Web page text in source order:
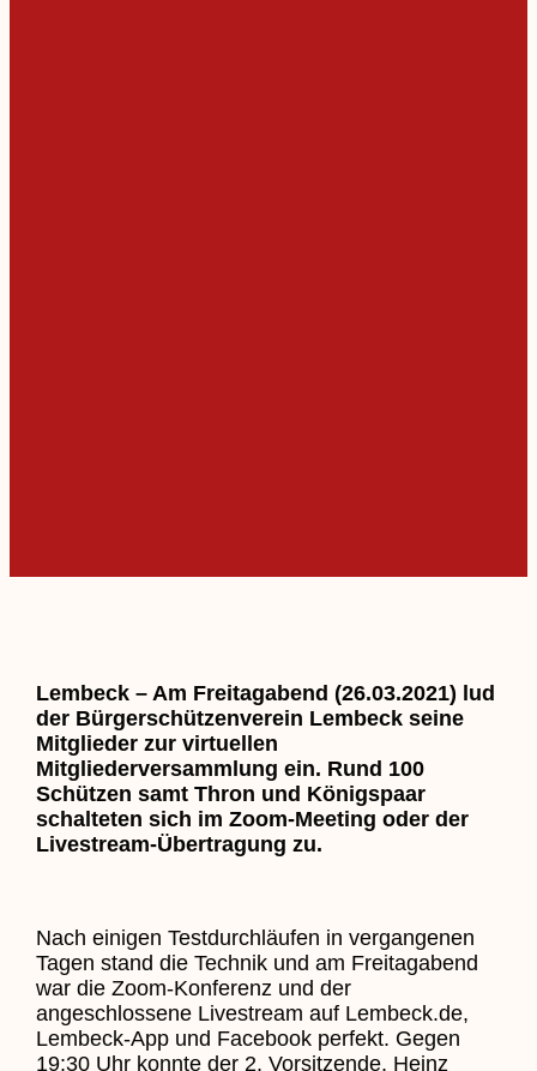
Lembeck – Am Freitagabend (26.03.2021) lud
der Bürgerschützenverein Lembeck seine
Mitglieder zur virtuellen
Mitgliederversammlung ein. Rund 100
Schützen samt Thron und Königspaar
schalteten sich im Zoom-Meeting oder der
Livestream-Übertragung zu.
Nach einigen Testdurchläufen in vergangenen
Tagen stand die Technik und am Freitagabend
war die Zoom-Konferenz und der
angeschlossene Livestream auf Lembeck.de,
Lembeck-App und Facebook perfekt. Gegen
19:30 Uhr konnte der 2. Vorsitzende, Heinz